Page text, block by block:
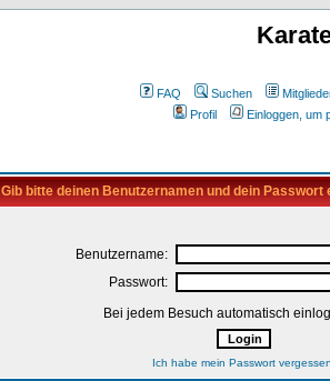
FAQ Suchen
Profil
Einloggen, um
Gib bitte deinen Benutzernamen und dein Passwort
Benutzername:
Passwort:
Bei jedem Besuch automatisch
Ich habe mein Passwort